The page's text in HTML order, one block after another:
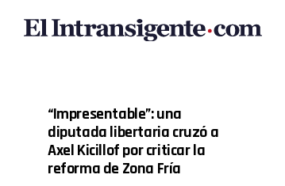
“Impresentable”: una
diputada libertaria cruzó a
Axel Kicillof por criticar la
reforma de Zona Fría